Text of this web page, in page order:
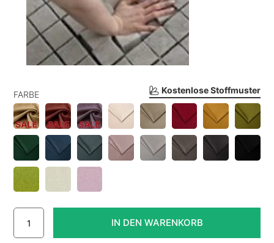
Kostenlose Stoffmuster
FARBE